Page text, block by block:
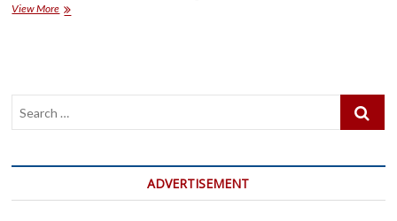
View Moreपरमाणु
ईरान
Search
ADVERTISEMENT